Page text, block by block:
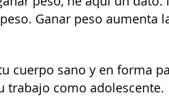
Ganar peso aumenta
cuerpo sano y en forma
trabajo como adolescente.